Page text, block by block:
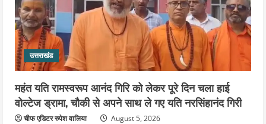
उत्तराखंड
महंत यति रामस्वरूप आनंद गिरि को लेकर पूरे दिन चला हाई
वोल्टेज ड्रामा, चौकी से अपने साथ ले गए यति नरसिंहानंद गिरी
चीफ एडिटर रुपेश वालिया August 5, 2026